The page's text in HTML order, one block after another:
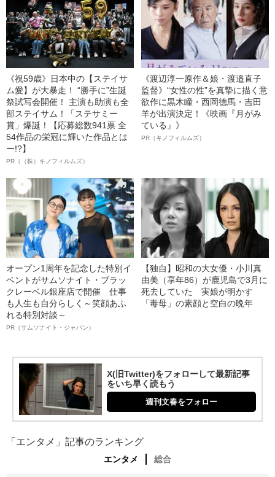
《祝59歳》日本中の【ステイサ
ム愛】が大暴走！ “勝手に”生誕
祭試写会開催！ 主演も助演も全
部ステイサム！「ステサミー
賞」爆誕！【応募総数941票 全
54作品の栄冠に輝いた作品とは
ー!?】
PR（（株）キノフィルムズ）
《渡辺淳一原作＆娘・渡邉直子
監督》“女性の性”を真摯に描く意
欲作に黒木瞳・西岡德馬・吉田
羊が出演決定！《映画『月がみ
ている』》
PR（キノフィルムズ）
オープン1周年を記念した特別イ
ベントがサムソナイト・ブラッ
クレーベル銀座店で開催 仕事
も人生も自分らしく～笑顔あふ
れる特別対談～
PR（サムソナイト・ジャパン）
【独自】昭和の大女優・小川真
由美（享年86）が鹿児島で3月に
死去していた 実娘が明かす
「毒母」の素顔と空白の晩年
X(旧Twitter)をフォローして最新記事
をいち早く読もう
週刊文春をフォロー
「エンタメ」記事のランキング
エンタメ 総合